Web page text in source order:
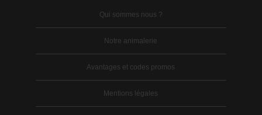
Qui sommes nous ?
Notre animalerie
Avantages et codes promos
Mentions légales